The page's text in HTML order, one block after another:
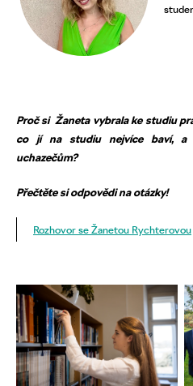
Proč si Žaneta vybrala ke studiu
co jí na studiu nejvíce baví, a
uchazečům?
Přečtěte si odpovědi na otázky!
Rozhovor se Žanetou Rychterovou